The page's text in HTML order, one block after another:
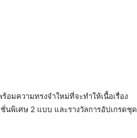
อมความทรงจำใหม่ที่จะทำให้เนื้อเรื่อง
พิเศษ 2 แบบ และรางวัลการอัปเกรดชุด